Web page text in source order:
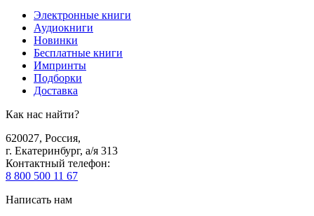
Электронные книги
Аудиокниги
Новинки
Бесплатные книги
Импринты
Подборки
Доставка
Как нас найти?
620027, Россия,
г. Екатеринбург, а/я 313
Контактный телефон:
8 800 500 11 67
Написать нам